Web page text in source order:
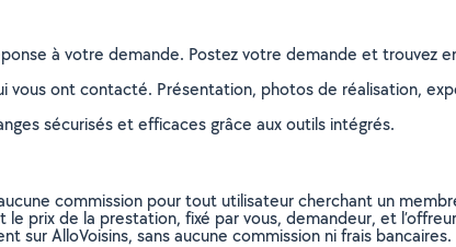
à votre demande. Postez votre demande et trouvez
ont contacté. Présentation, photos de réalisation,
sécurisés et efficaces grâce aux outils intégrés.
commission pour tout utilisateur cherchant un
prix de la prestation, fixé par vous, demandeur, et
sur AlloVoisins, sans aucune commission ni frais bancaires.